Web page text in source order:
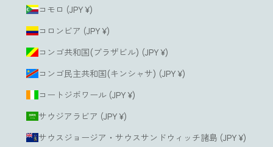
コモロ (JPY ¥)
コロンビア (JPY ¥)
コンゴ共和国(ブラザビル) (JPY ¥)
コンゴ民主共和国(キンシャサ) (JPY ¥)
コートジボワール (JPY ¥)
サウジアラビア (JPY ¥)
サウスジョージア・サウスサンドウィッチ諸島 (JPY ¥)